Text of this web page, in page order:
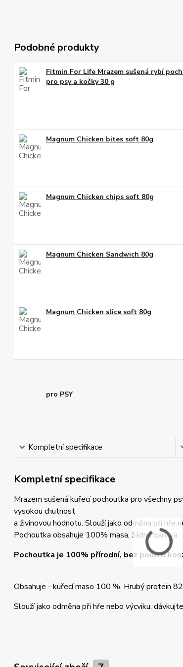
Podobné produkty
Fitmin For Life Mrazem sušená rybí
pro psy a kočky 30 g
Magnum Chicken bites soft 80g
Magnum Chicken chips soft 80g
Magnum Chicken Sandwich 80g
Magnum Chicken slice soft 80g
pro PSY
Kompletní specifikace
Kompletní specifikace
Mrazem sušená kuřecí pochoutka pro všechny
vysokou chutnost
a živinovou hodnotu. Slouží jako odměna při hře
Pochoutka obsahuje 100% masa, žádná barviva.
Pochoutka je 100% přírodní, bez použití
Obsahuje - kuřecí maso 100 %. Hrubý protein
Slouží jako odměna při hře nebo výcviku,